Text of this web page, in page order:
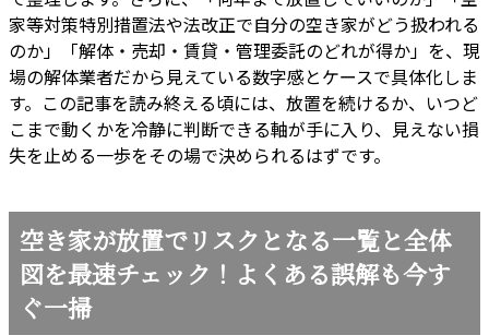
家等対策特別措置法や法改正で自分の空き家がどう扱われる
のか」「解体・売却・賃貸・管理委託のどれが得か」を、現
場の解体業者だから見えている数字感とケースで具体化しま
す。この記事を読み終える頃には、放置を続けるか、いつど
こまで動くかを冷静に判断できる軸が手に入り、見えない損
失を止める一歩をその場で決められるはずです。
空き家が放置でリスクとなる一覧と全体
図を最速チェック！よくある誤解も今す
ぐ一掃